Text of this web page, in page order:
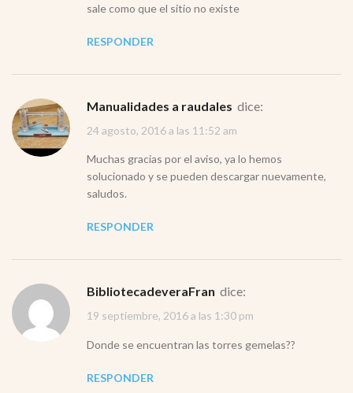
sale como que el sitio no existe
RESPONDER
Manualidades a raudales dice:
24 agosto, 2016 a las 11:52 am
Muchas gracias por el aviso, ya lo hemos
solucionado y se pueden descargar nuevamente,
saludos.
RESPONDER
bibliotecadeveraFran dice:
19 septiembre, 2016 a las 1:30 pm
Donde se encuentran las torres gemelas??
RESPONDER